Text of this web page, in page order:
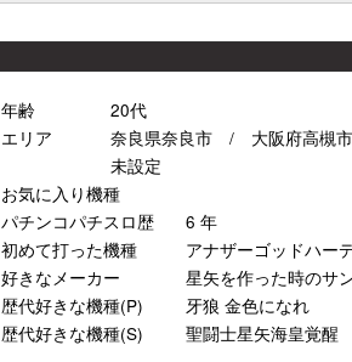
年齢
20代
エリア
奈良県奈良市
大阪府高槻
未設定
お気に入り機種
パチンコパチスロ歴
6 年
初めて打った機種
アナザーゴッドハー
好きなメーカー
星矢を作った時のサ
歴代好きな機種(P)
牙狼 金色になれ
歴代好きな機種(S)
聖闘士星矢海皇覚醒